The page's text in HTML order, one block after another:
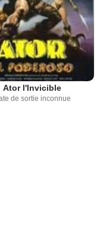
Ator l'Invicible
de sortie inconnue